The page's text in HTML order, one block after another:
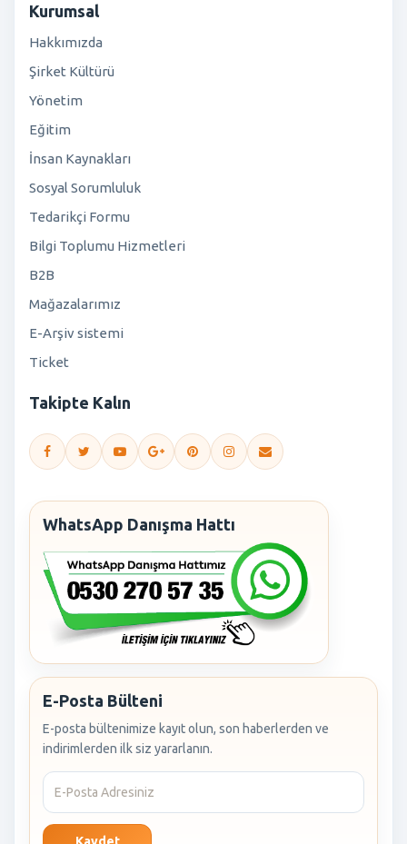
Kurumsal
Hakkımızda
Şirket Kültürü
Yönetim
Eğitim
İnsan Kaynakları
Sosyal Sorumluluk
Tedarikçi Formu
Bilgi Toplumu Hizmetleri
B2B
Mağazalarımız
E-Arşiv sistemi
Ticket
Takipte Kalın
WhatsApp Danışma Hattı
E-Posta Bülteni
E-posta bültenimize kayıt olun, son haberlerden ve
indirimlerden ilk siz yararlanın.
Kaydet